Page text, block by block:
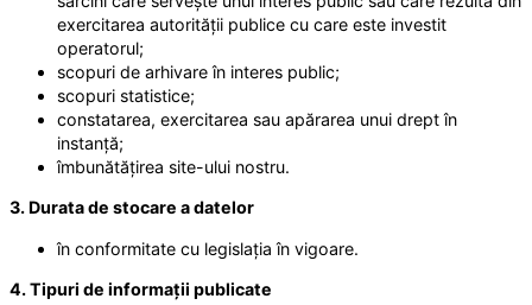
exercitarea autorității publice cu care este investit
operatorul;
scopuri de arhivare în interes public;
scopuri statistice;
constatarea, exercitarea sau apărarea unui drept în
instanță;
îmbunătățirea site-ului nostru.
3. Durata de stocare a datelor
în conformitate cu legislația în vigoare.
4. Tipuri de informații publicate